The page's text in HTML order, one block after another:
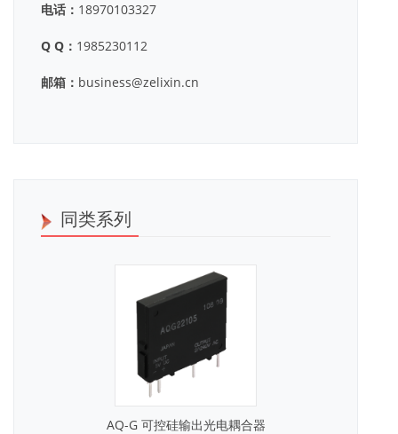
电话： 18970103327
Q Q： 1985230112
邮箱： business@zelixin.cn
同类系列
AQ-G 可控硅输出光电耦合器